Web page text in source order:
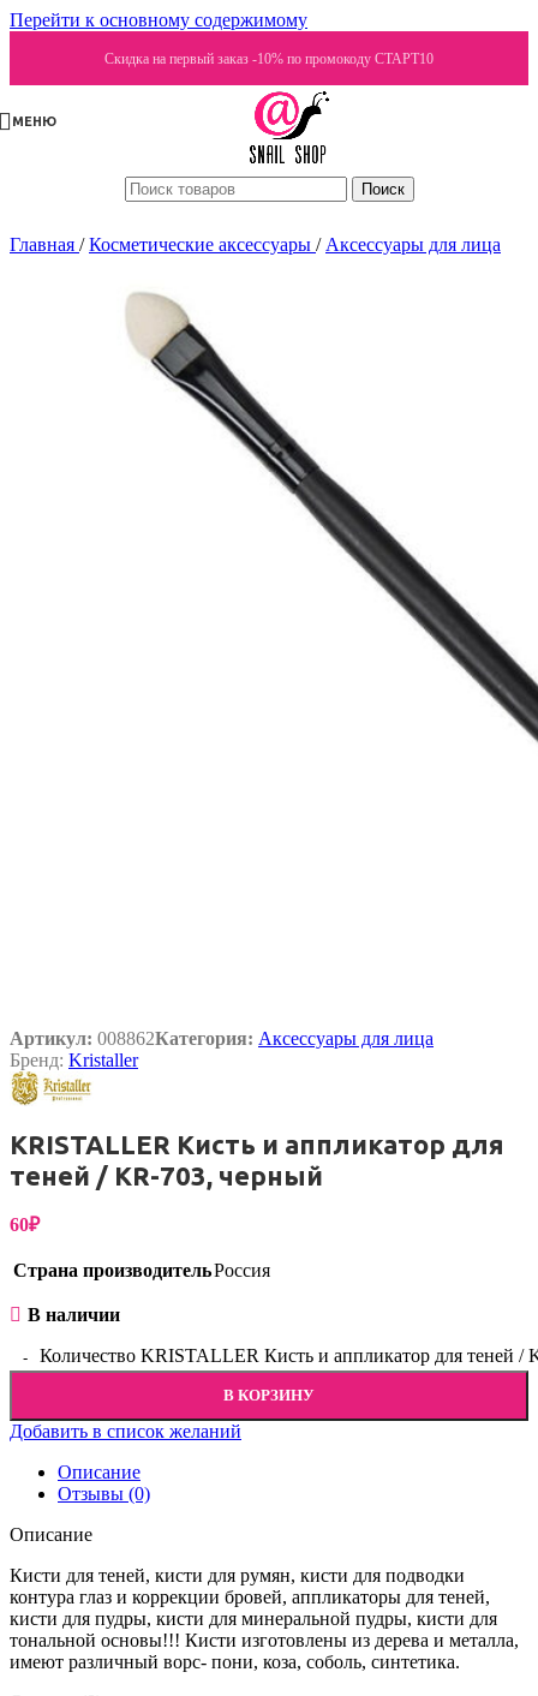
Перейти к основному содержимому
Скидка на первый заказ -10% по промокоду СТАРТ10
МЕНЮ
Поиск
Главная / Косметические аксессуары / Аксессуары для лица
Артикул: 008862Категория: Аксессуары для лица
Бренд: Kristaller
KRISTALLER Кисть и аппликатор для
теней / KR-703, черный
60₽
Страна производительРоссия
В наличии
Количество KRISTALLER Кисть и аппликатор для теней /
В КОРЗИНУ
Добавить в список желаний
Описание
Отзывы (0)
Описание
Кисти для теней, кисти для румян, кисти для подводки
контура глаз и коррекции бровей, аппликаторы для теней,
кисти для пудры, кисти для минеральной пудры, кисти для
тональной основы!!! Кисти изготовлены из дерева и металла,
имеют различный ворс- пони, коза, соболь, синтетика.